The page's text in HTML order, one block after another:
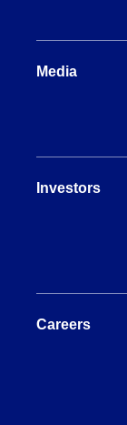
Media
Investors
Careers